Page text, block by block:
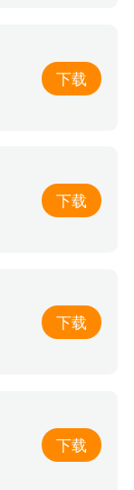
下载
下载
下载
下载